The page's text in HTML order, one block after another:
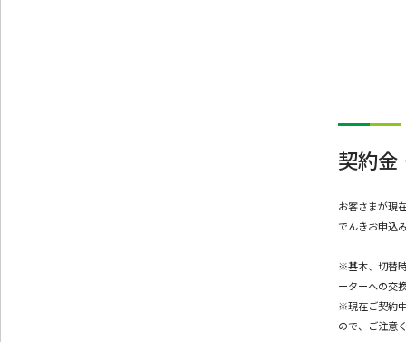
契約金
お客さまが現
でんきお申込
※基本、切替
ーターへの交
※現在ご契約
ので、ご注意